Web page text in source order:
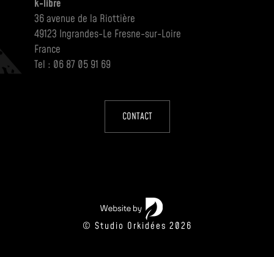
k-libre
36 avenue de la Riottière
49123 Ingrandes-Le Fresne-sur-Loire
France
Tel : 06 87 05 91 69
CONTACT
© Studio Orkidées 2026